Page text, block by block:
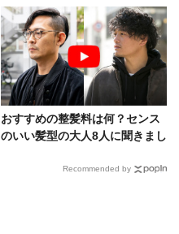
おすすめの整髪料は何？センス
のいい髪型の大人8人に聞きまし
Recommended by